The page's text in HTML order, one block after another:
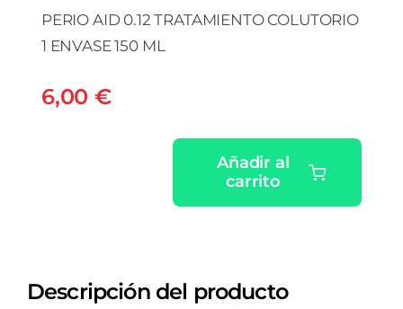
PERIO AID 0.12 TRATAMIENTO COLUTORIO
1 ENVASE 150 ML
6,00 €
COLUTORIO
Añadir al
carrito
Descripción del producto